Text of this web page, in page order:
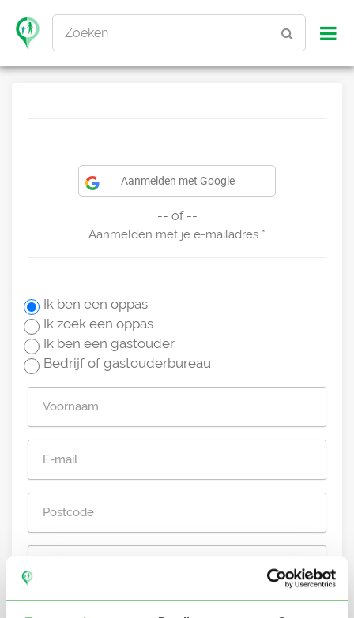
Zoeken
Aanmelden met Google
-- of --
Aanmelden met je e-mailadres
Ik ben een oppas
Ik zoek een oppas
Ik ben een gastouder
Bedrijf of gastouderbureau
Stuur mij nieuwe profielen in mijn omgeving per